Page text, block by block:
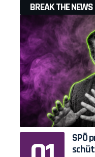
BREAK THE NEWS
SPÖ